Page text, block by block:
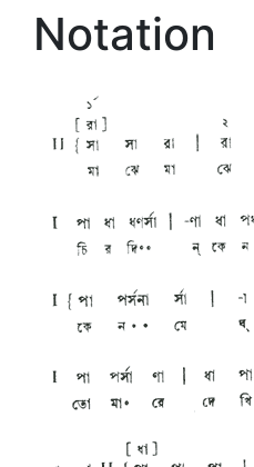
Notation